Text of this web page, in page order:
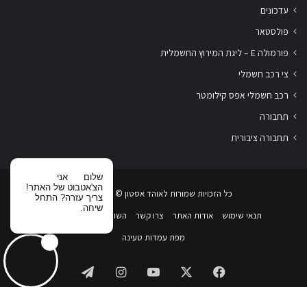
עדכונים
פולסטאר
פורמולה E – ליגת המירוץ החשמלית
צי רכב חשמלי
רכב חשמלי אפס קילומטר
תחבורה
תחבורה ציבורית
כל הזכויות שמורות לאוהד אסטון ‏© 2019-2026
תנאי שימוש
אודות האתר צרו קשר
השוואת רכבים חשמליים
מפת עמדות טעינה
Facebook
YouTube
Instagram
Telegram
שלום
אני
הצ'אטבוט של האתר!
צריך עזרה? התחל
שיחה.